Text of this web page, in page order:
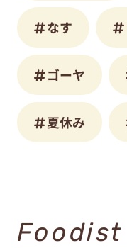
なす
ゴーヤ
夏休み
Foodist